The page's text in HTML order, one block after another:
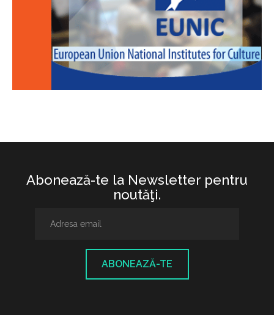
Abonează-te la Newsletter pentru
noutăţi.
ABONEAZĂ-TE